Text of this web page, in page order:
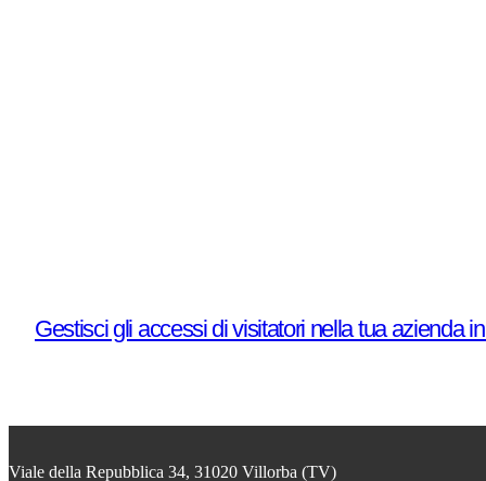
Gestisci gli accessi di visitatori nella tua azienda
Viale della Repubblica 34, 31020 Villorba (TV)